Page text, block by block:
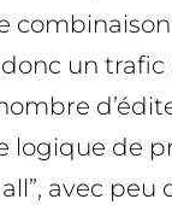
un
logique de
avec peu